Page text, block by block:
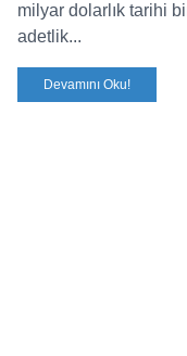
milyar dolarlık tarihi
adetlik...
Devamını Oku!